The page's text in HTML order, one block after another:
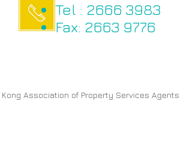
Tel : 2666 3983
Fax: 2663 9776
Association of Property Services Agents